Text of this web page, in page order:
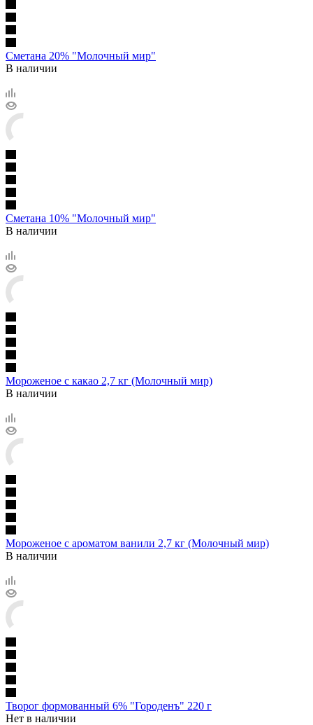
Сметана 20% "Молочный мир"
В наличии
Сметана 10% "Молочный мир"
В наличии
Мороженое с какао 2,7 кг (Молочный мир)
В наличии
Мороженое с ароматом ванили 2,7 кг (Молочный мир)
В наличии
Творог формованный 6% "Городенъ" 220 г
Нет в наличии